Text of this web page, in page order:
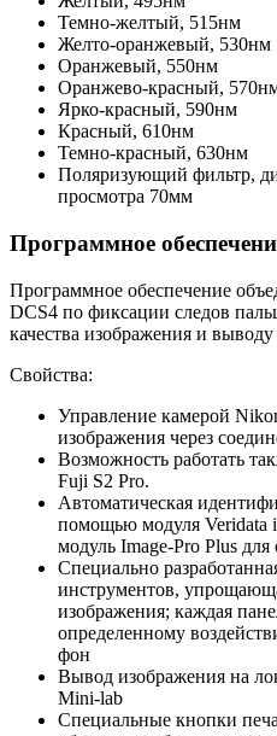
Темно-желтый, 515нм
Желто-оранжевый, 530нм
Оранжевый, 550нм
Оранжево-красный,
Ярко-красный, 590нм
Красный, 610нм
Темно-красный, 630нм
Поляризующий фильтр,
просмотра 70мм
Программное
Программное обеспечение
DCS4 по фиксации следов
качества изображения и выводу
Свойства:
Управление камерой
изображения через
Возможность работать
Fuji S2 Pro.
Автоматическая
помощью модуля Veridata
модуль Image-Pro Plus для
Специально
инструментов,
изображения; каждая
определенному
фон
Вывод изображения на
Mini-lab
Специальные кнопки